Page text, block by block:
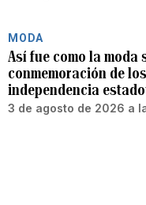
MODA
Así fue como la moda
conmemoración de
independencia
3 de agosto de 2026 a